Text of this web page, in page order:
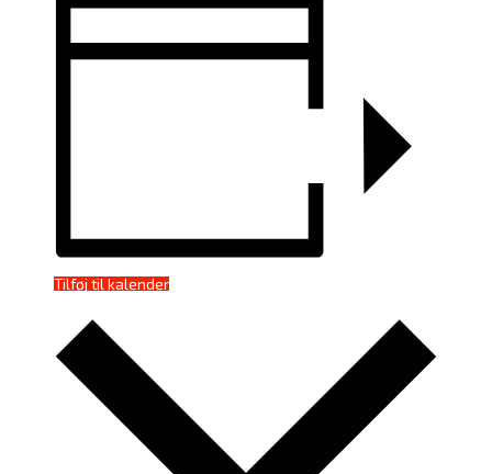
Tilføj til kalender